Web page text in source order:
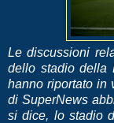
Le discussioni
dello stadio della
hanno riportato in
di SuperNews
si dice, lo stadio